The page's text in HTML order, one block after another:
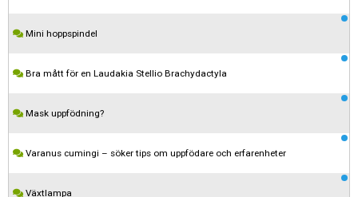
Mini hoppspindel
Bra mått för en Laudakia Stellio Brachydactyla
Mask uppfödning?
Varanus cumingi – söker tips om uppfödare och erfarenheter
Växtlampa